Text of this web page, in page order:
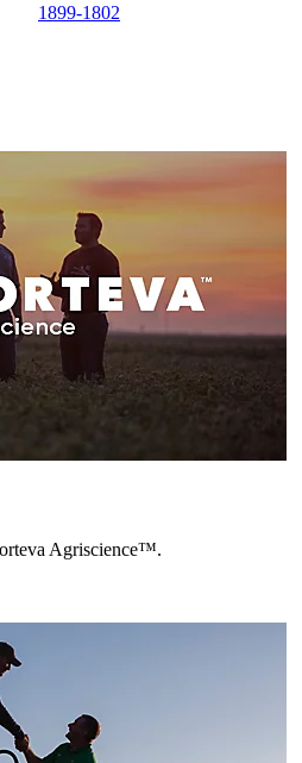
1899-1802
Agriscience™.